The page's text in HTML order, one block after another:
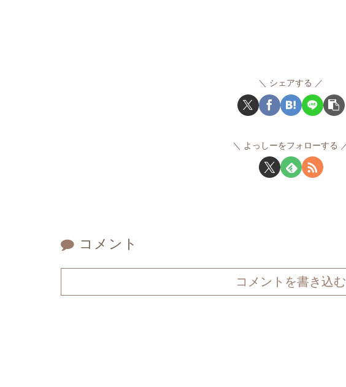
シェアする
よっしーをフォローする
コメント
コメントを書き込む